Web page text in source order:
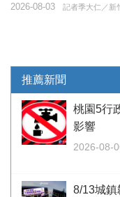
記者季大仁／新
2026-08-03
推薦新聞
桃園5行
影響
2026-08-
8/13城